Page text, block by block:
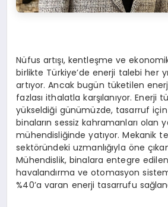
Nüfus artışı, kentleşme ve
birlikte Türkiye’de enerji talebi her
artıyor. Ancak bugün tüketilen
fazlası ithalatla karşılanıyor. Enerji
yükseldiği günümüzde, tasarruf
binaların sessiz kahramanları olan
mühendisliğinde yatıyor. Mekanik
sektöründeki uzmanlığıyla öne
Mühendislik, binalara entegre
havalandırma ve otomasyon
%40’a varan enerji tasarrufu